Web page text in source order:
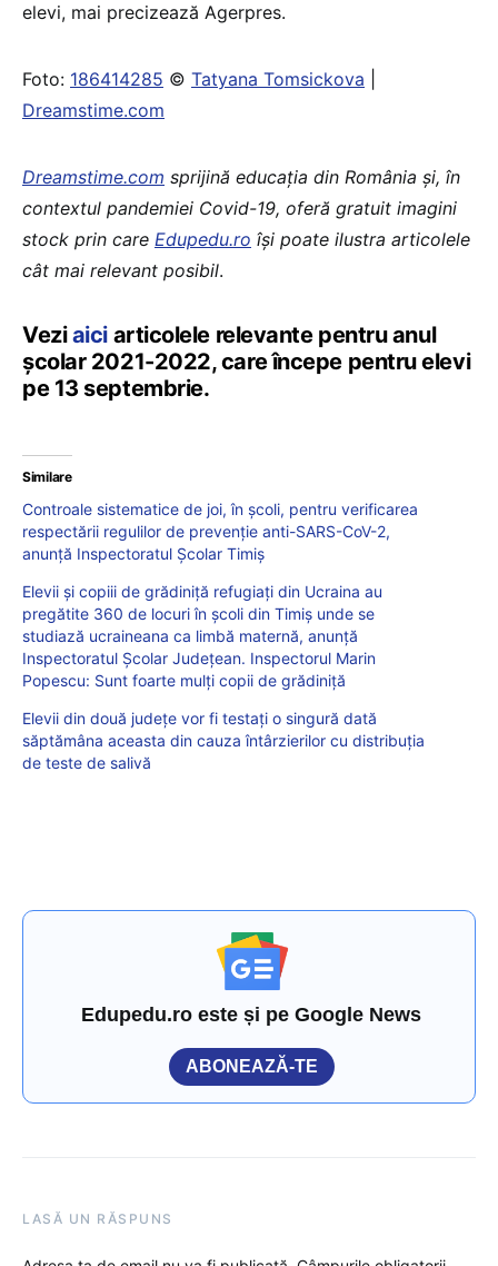
elevi, mai precizează Agerpres.
Foto: 186414285 © Tatyana Tomsickova
Dreamstime.com
Dreamstime.com sprijină educaţia din România şi, în
contextul pandemiei Covid-19, oferă gratuit imagini
stock prin care Edupedu.ro îşi poate ilustra articolele
cât mai relevant posibil.
Veziaiciarticolele relevante pentru anul
școlar 2021-2022, care începe pentru elevi
pe 13 septembrie.
Similare
Controale sistematice de joi, în școli, pentru verificarea
respectării regulilor de prevenție anti-SARS-CoV-2,
anunță Inspectoratul Școlar Timiș
Elevii și copiii de grădiniță refugiați din Ucraina au
pregătite 360 de locuri în școli din Timiș unde se
studiază ucraineana ca limbă maternă, anunță
Inspectoratul Şcolar Judeţean. Inspectorul Marin
Popescu: Sunt foarte mulţi copii de grădiniţă
Elevii din două județe vor fi testați o singură dată
săptămâna aceasta din cauza întârzierilor cu distribuția
de teste de salivă
Edupedu.ro este și pe Google News
ABONEAZĂ-TE
LASĂ UN RĂSPUNS